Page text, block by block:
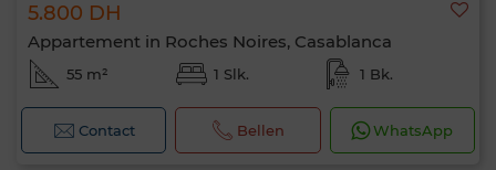
5.800 DH
Appartement in Roches Noires, Casablanca
55 m² 1 Slk. 1 Bk.
Contact Bellen WhatsApp